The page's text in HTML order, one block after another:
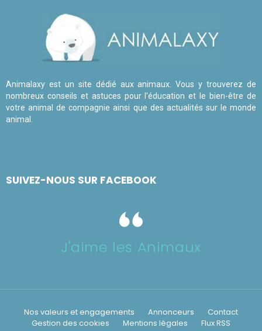
Animalaxy est un site dédié aux animaux. Vous y trouverez de
nombreux conseils et astuces pour l'éducation et le bien-être de
votre animal de compagnie ainsi que des actualités sur le monde
animal.
SUIVEZ-NOUS SUR FACEBOOK
J'aime les Animaux
Nos valeurs et engagements Annonceurs
Contact
Gestion des cookies
Mentions légales Flux RSS